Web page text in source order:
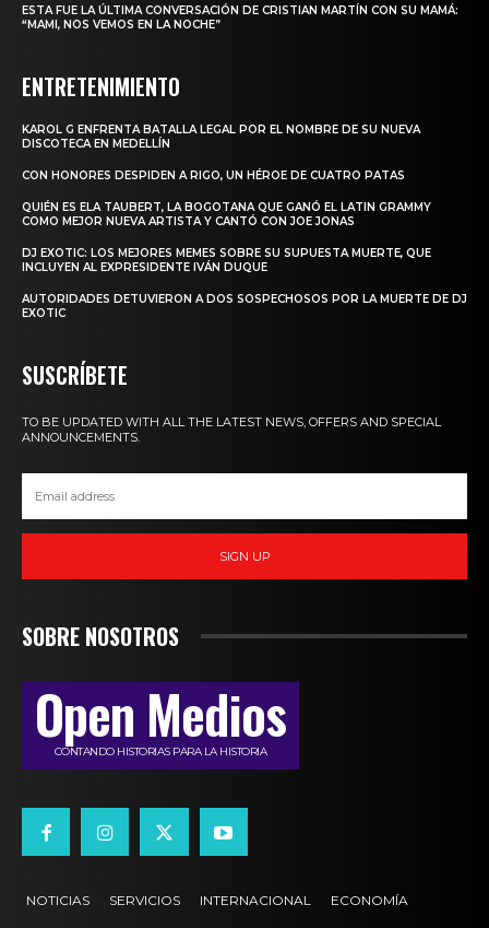
ESTA FUE LA ÚLTIMA CONVERSACIÓN DE CRISTIAN MARTÍN CON SU MAMÁ:
“MAMI, NOS VEMOS EN LA NOCHE”
ENTRETENIMIENTO
KAROL G ENFRENTA BATALLA LEGAL POR EL NOMBRE DE SU NUEVA
DISCOTECA EN MEDELLÍN
CON HONORES DESPIDEN A RIGO, UN HÉROE DE CUATRO PATAS
QUIÉN ES ELA TAUBERT, LA BOGOTANA QUE GANÓ EL LATIN GRAMMY
COMO MEJOR NUEVA ARTISTA Y CANTÓ CON JOE JONAS
DJ EXOTIC: LOS MEJORES MEMES SOBRE SU SUPUESTA MUERTE, QUE
INCLUYEN AL EXPRESIDENTE IVÁN DUQUE
AUTORIDADES DETUVIERON A DOS SOSPECHOSOS POR LA MUERTE DE DJ
EXOTIC
SUSCRÍBETE
TO BE UPDATED WITH ALL THE LATEST NEWS, OFFERS AND SPECIAL
ANNOUNCEMENTS.
SIGN UP
SOBRE NOSOTROS
Open Medios
CONTANDO HISTORIAS PARA LA HISTORIA
NOTICIAS SERVICIOS INTERNACIONAL ECONOMÍA